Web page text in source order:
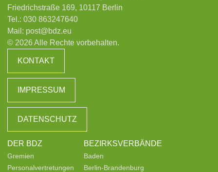
Friedrichstraße 169, 10117 Berlin
Tel.: 030 863247640
Mail: post@bdz.eu
© 2026 Alle Rechte vorbehalten.
KONTAKT
IMPRESSUM
DATENSCHUTZ
DER BDZ
Gremien
Personalvertretungen
BEZIRKSVERBÄNDE
Baden
Berlin-Brandenburg